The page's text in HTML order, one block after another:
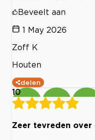
Beveelt aan
1 May 2026
Zoff K
Houten
delen
10
Zeer tevreden over